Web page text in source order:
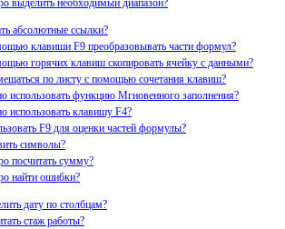
выделить необходимый диапазон?
абсолютные ссылки?
клавиши F9 преобразовывать части формул?
горячих клавиш скопировать ячейку с данными?
по листу с помощью сочетания клавиш?
использовать функцию Мгновенного заполнения?
использовать клавишу F4?
F9 для оценки частей формулы?
символы?
посчитать сумму?
найти ошибки?
дату по столбцам?
стаж работы?